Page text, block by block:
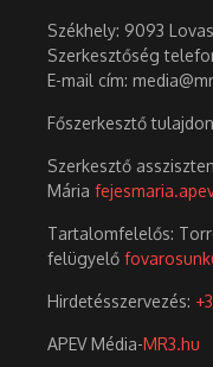
Székhely: 9093
Szerkesztőség
E-mail cím:
Főszerkesztő
Szerkesztő
Mária
Tartalomfelelős:
felügyelő
Hirdetésszervezés:
APEV Média-MR3.hu